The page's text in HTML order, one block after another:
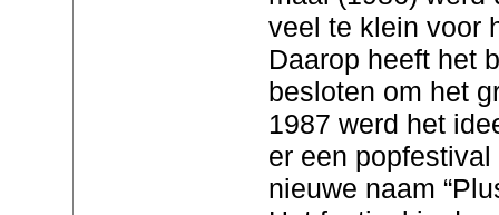
veel te klein voor
Daarop heeft het
besloten om het
1987 werd het
er een
nieuwe naam